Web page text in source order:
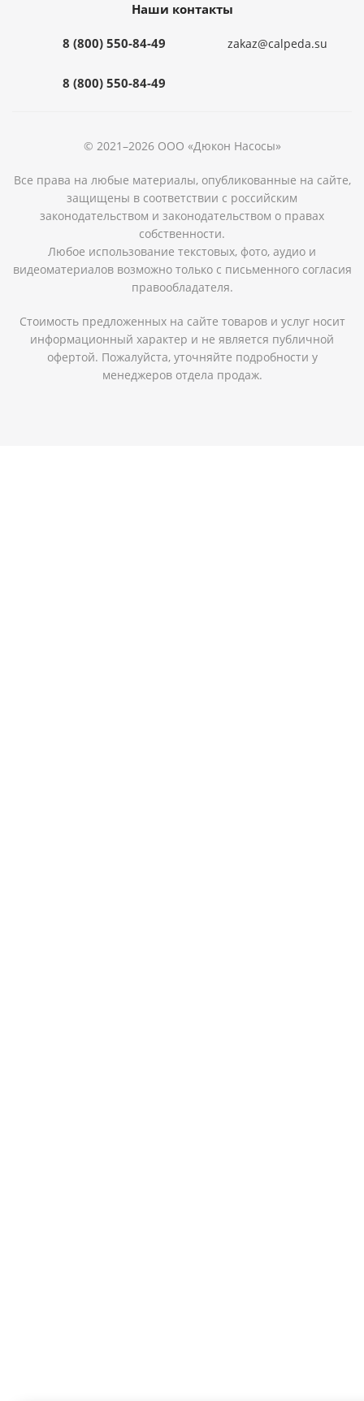
Наши контакты
8 (800) 550-84-49
8 (800) 550-84-49
zakaz@calpeda.su
© 2021–2026 ООО «Дюкон Насосы»
Все права на любые материалы, опубликованные на сайте,
защищены в соответствии с российским
законодательством и законодательством о правах
собственности.
Любое использование текстовых, фото, аудио и
видеоматериалов возможно только с письменного согласия
правообладателя.
Стоимость предложенных на сайте товаров и услуг носит
информационный характер и не является публичной
офертой. Пожалуйста, уточняйте подробности у
менеджеров отдела продаж.